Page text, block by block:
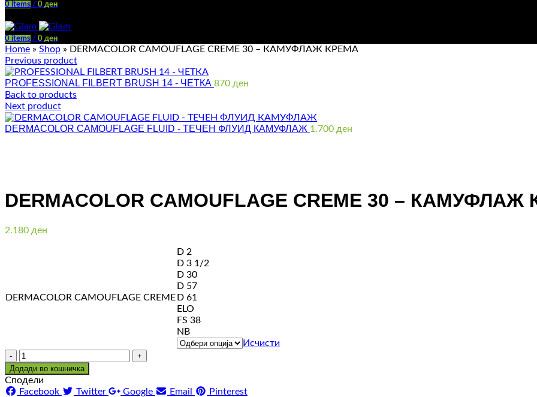
0 items / 0 ден
0 items / 0 ден
Home » Shop » DERMACOLOR CAMOUFLAGE CREME 30 – КАМУФЛАЖ КРЕМА
Previous product
PROFESSIONAL FILBERT BRUSH 14 - ЧЕТКА 870 ден
Back to products
Next product
DERMACOLOR CAMOUFLAGE FLUID - ТЕЧЕН ФЛУИД КАМУФЛАЖ 1.700 ден
DERMACOLOR CAMOUFLAGE CREME 30 –
2.180 ден
DERMACOLOR CAMOUFLAGE CREME
D 2
D 3 1/2
D 30
D 57
D 61
ELO
FS 38
NB
Исчисти
Количина
Додади во кошничка
Сподели
Facebook
Twitter Google Email Pinterest